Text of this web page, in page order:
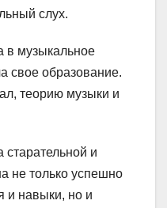
слух.
в музыкальное
свое образование.
теорию музыки и
старательной и
не только успешно
и навыки, но и